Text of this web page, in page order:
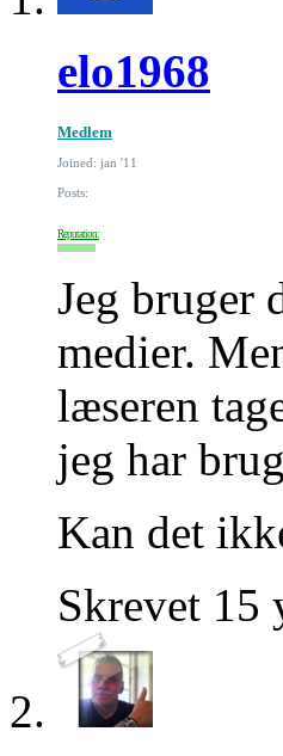
elo1968
Medlem
Joined: jan '11
Posts:
Reputation:
Jeg bruger
medier.
læseren
jeg har
Kan det
Skrevet 15